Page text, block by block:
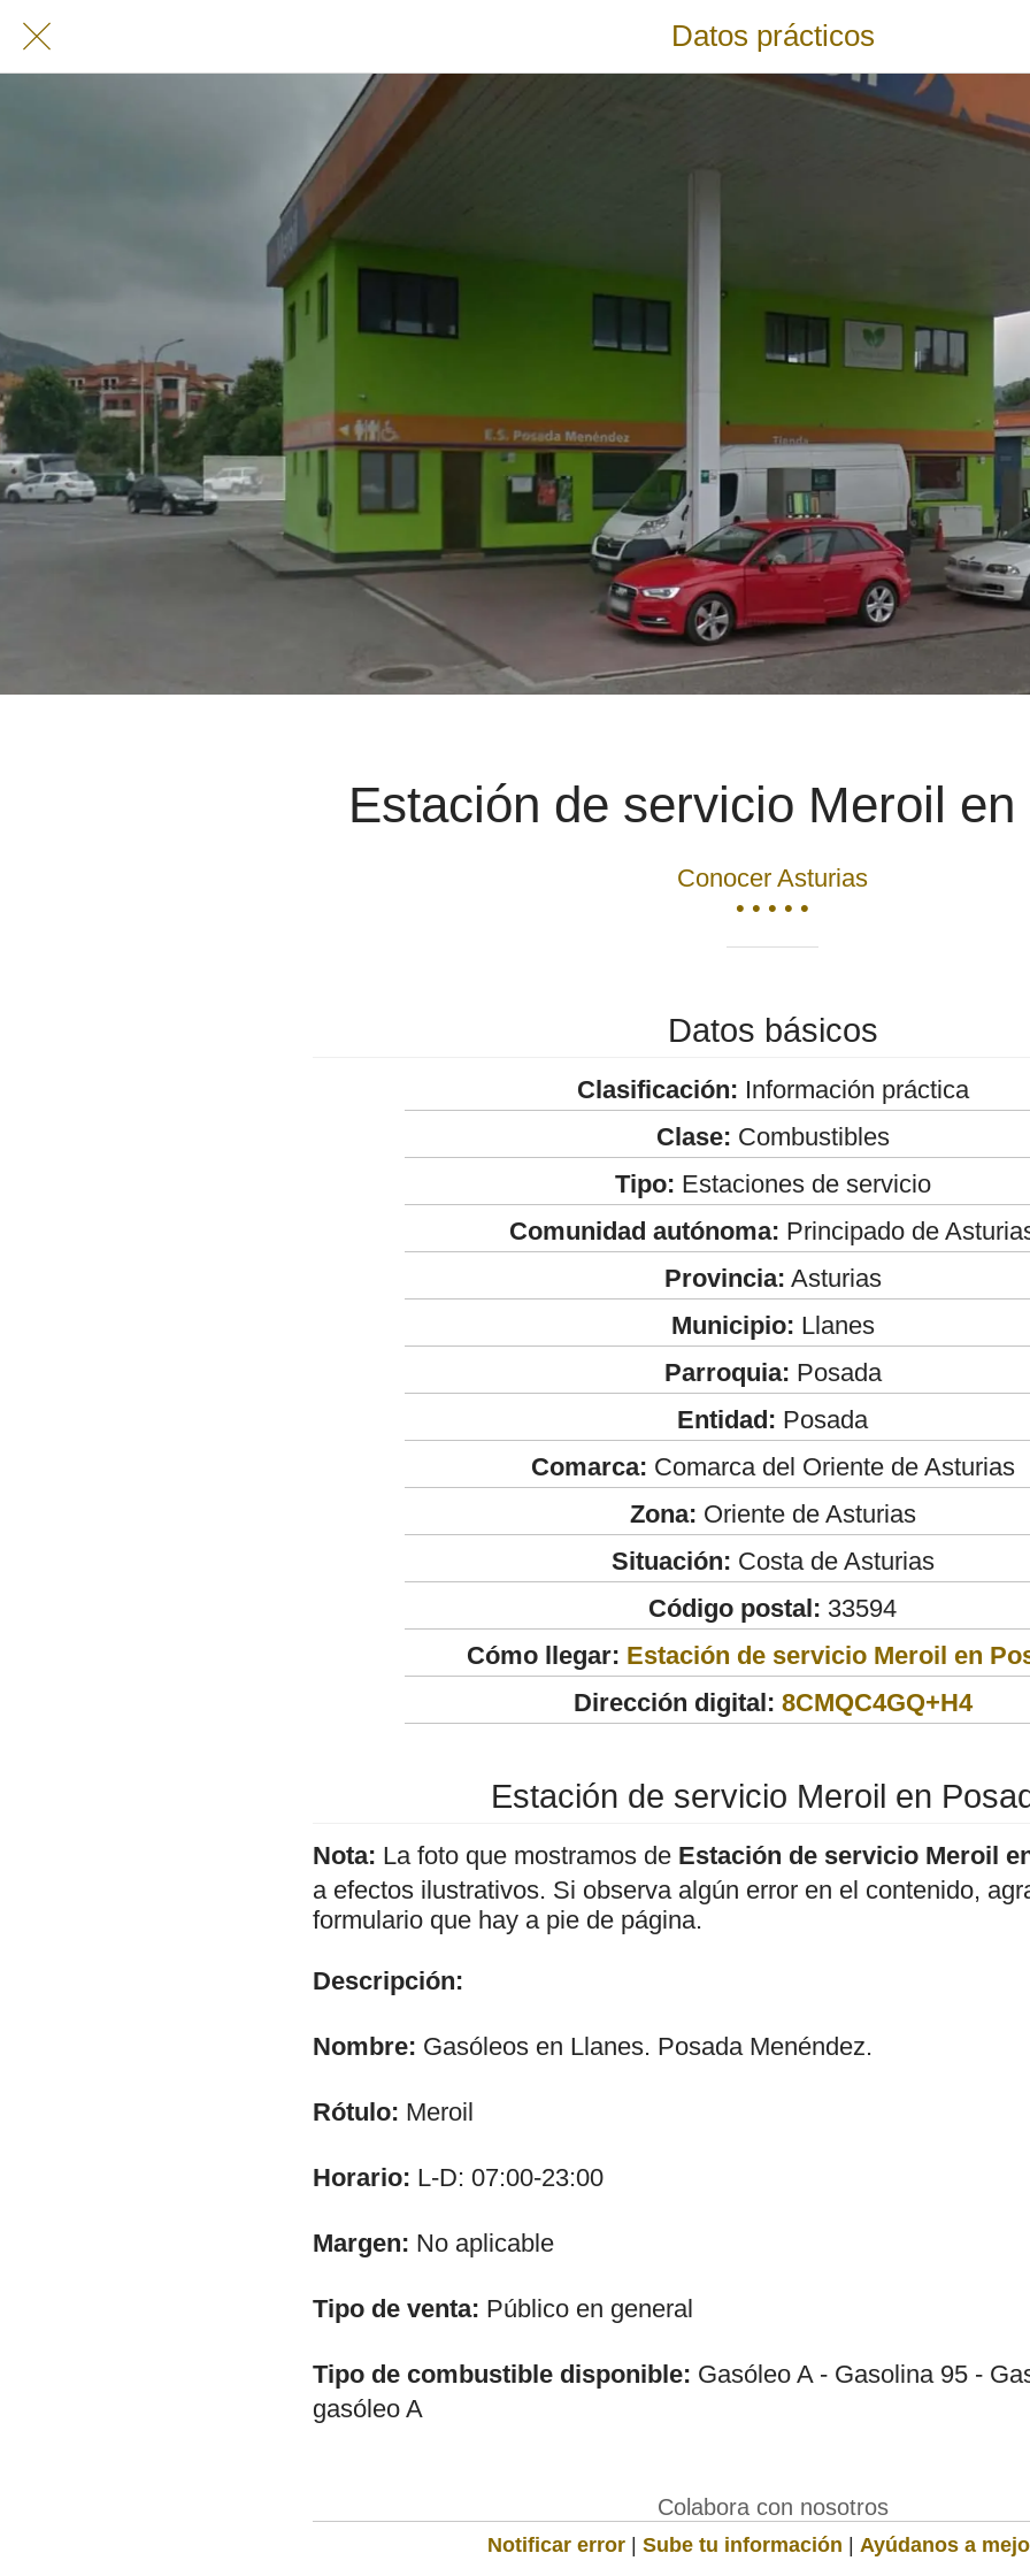
Datos prácticos
Estación de servicio Meroil en
Conocer Asturias
• • • • •
Datos básicos
Clasificación: Información práctica
Clase: Combustibles
Tipo: Estaciones de servicio
Comunidad autónoma: Principado de
Provincia: Asturias
Municipio: Llanes
Parroquia: Posada
Entidad: Posada
Comarca: Comarca del Oriente de Asturias
Zona: Oriente de Asturias
Situación: Costa de Asturias
Código postal: 33594
Cómo llegar: Estación de servicio Meroil en
Dirección digital: 8CMQC4GQ+H4
Estación de servicio Meroil en
Nota: La foto que mostramos de Estación de servicio Meroil
a efectos ilustrativos. Si observa algún error en el contenido,
formulario que hay a pie de página.
Descripción:
Nombre: Gasóleos en Llanes. Posada Menéndez.
Rótulo: Meroil
Horario: L-D: 07:00-23:00
Margen: No aplicable
Tipo de venta: Público en general
Tipo de combustible disponible: Gasóleo A - Gasolina 95 -
gasóleo A
Colabora con nosotros
Notificar error | Sube tu información | Ayúdanos a